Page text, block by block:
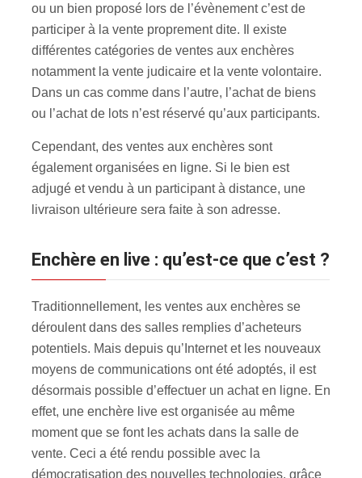
ou un bien proposé lors de l’évènement c’est de
participer à la vente proprement dite. Il existe
différentes catégories de ventes aux enchères
notamment la vente judicaire et la vente volontaire.
Dans un cas comme dans l’autre, l’achat de biens
ou l’achat de lots n’est réservé qu’aux participants.
Cependant, des ventes aux enchères sont
également organisées en ligne. Si le bien est
adjugé et vendu à un participant à distance, une
livraison ultérieure sera faite à son adresse.
Enchère en live : qu’est-ce que c’est ?
Traditionnellement, les ventes aux enchères se
déroulent dans des salles remplies d’acheteurs
potentiels. Mais depuis qu’Internet et les nouveaux
moyens de communications ont été adoptés, il est
désormais possible d’effectuer un achat en ligne. En
effet, une enchère live est organisée au même
moment que se font les achats dans la salle de
vente. Ceci a été rendu possible avec la
démocratisation des nouvelles technologies, grâce